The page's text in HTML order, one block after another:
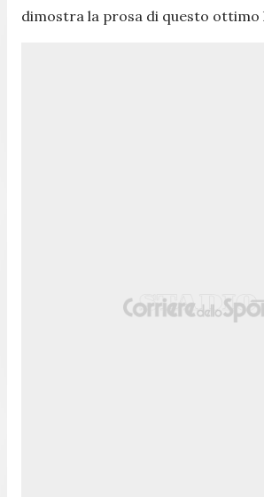
dimostra la prosa di questo ottimo